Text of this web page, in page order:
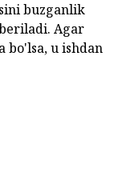
buzganlik
Agar
bo'lsa, u ishdan